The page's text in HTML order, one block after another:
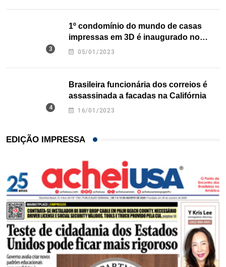
1º condomínio do mundo de casas
impressas em 3D é inaugurado no
Texas
05/01/2023
Brasileira funcionária dos correios é
assassinada a facadas na Califórnia
16/01/2023
EDIÇÃO IMPRESSA